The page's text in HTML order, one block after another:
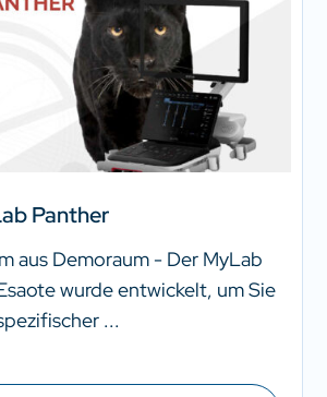
Panther
aus Demoraum - Der MyLab
wurde entwickelt, um Sie
...